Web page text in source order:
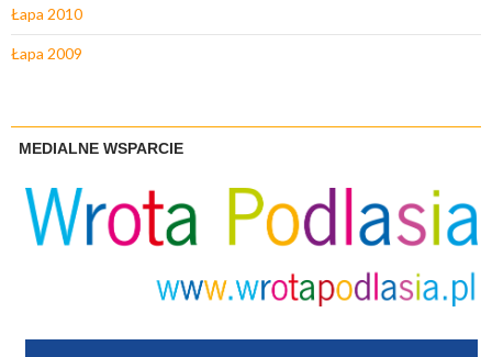
Łapa 2010
Łapa 2009
MEDIALNE WSPARCIE